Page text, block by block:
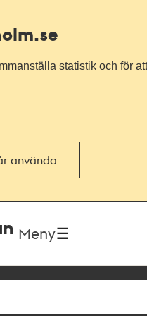
statistik och för
använda
Meny